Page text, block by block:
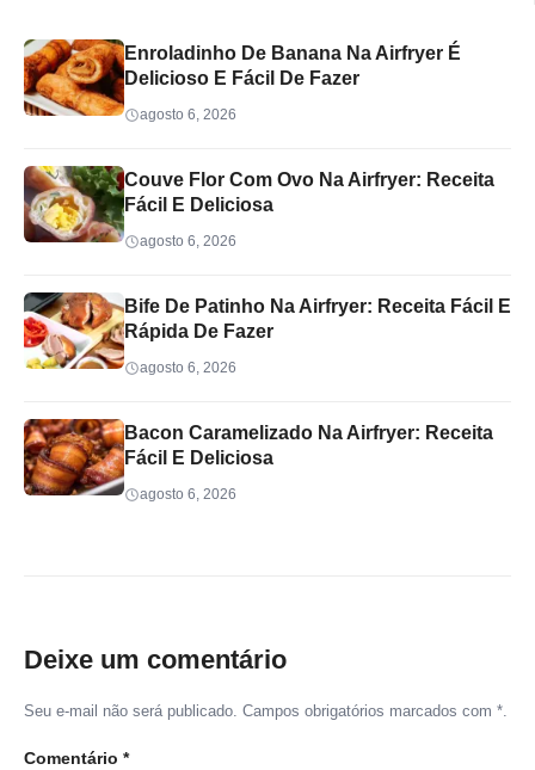
Enroladinho De Banana Na Airfryer É
Delicioso E Fácil De Fazer
agosto 6, 2026
Couve Flor Com Ovo Na Airfryer: Receita
Fácil E Deliciosa
agosto 6, 2026
Bife De Patinho Na Airfryer: Receita Fácil E
Rápida De Fazer
agosto 6, 2026
Bacon Caramelizado Na Airfryer: Receita
Fácil E Deliciosa
agosto 6, 2026
Deixe um comentário
Seu e-mail não será publicado. Campos obrigatórios marcados com *.
Comentário *